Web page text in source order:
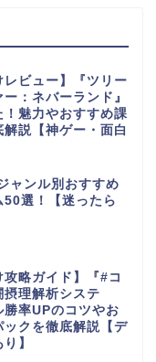
レビュー】『ツリー
：ネバーランド』
！魅力やおすすめ課
説【神ゲー・面白
ャンル別おすすめ
50選！【迷ったら
攻略ガイド】『#コ
摂理解析システ
勝率UPのコツやお
ックを徹底解説【デ
】